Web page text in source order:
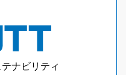
ナビリティ